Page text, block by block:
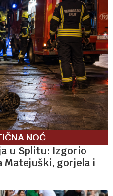
NOĆ
u Splitu: Izgorio
gorjela i